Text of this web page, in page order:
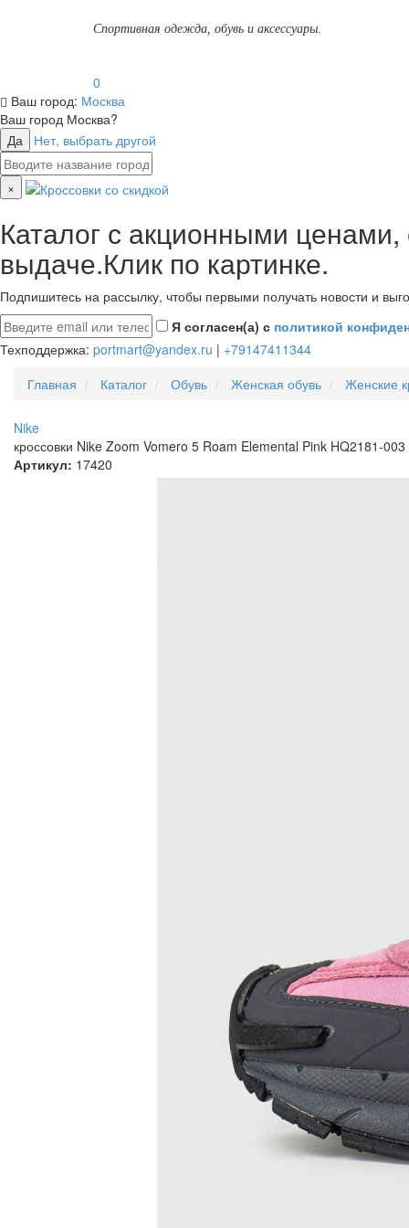
Спортивная одежда, обувь и аксессуары.
0
Ваш город: Москва
Ваш город Москва?
Да
Нет, выбрать другой
×
Каталог с акционными
выдаче.Клик по картинке.
Подпишитесь на рассылку, чтобы первыми получать новости и
Я согласен(а) с политикой
Техподдержка: portmart@yandex.ru | +79147411344
Главная
Каталог Обувь Женская обувь Женские
Nike
кроссовки Nike Zoom Vomero 5 Roam Elemental Pink HQ2181-003
Артикул: 17420